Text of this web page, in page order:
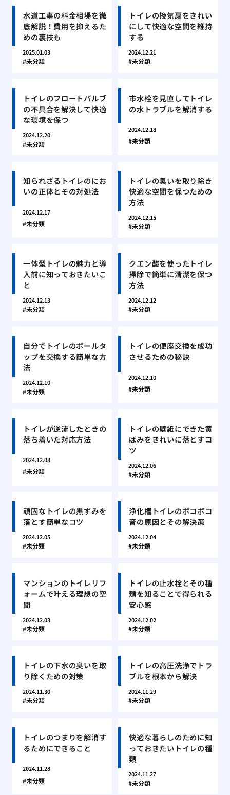
水道工事の料金相場を徹
底解説！費用を抑えるた
めの裏技も
2025.01.03
未分類
トイレの換気扇をきれい
にして快適な空間を維持
する
2024.12.21
未分類
トイレのフロートバルブ
の不具合を解決して快適
な環境を保つ
2024.12.20
未分類
市水栓を見直してトイレ
の水トラブルを解消する
2024.12.18
未分類
知られざるトイレのにお
いの正体とその対処法
2024.12.17
未分類
トイレの臭いを取り除き
快適な空間を保つための
方法
2024.12.15
未分類
一体型トイレの魅力と導
入前に知っておきたいこ
と
2024.12.13
未分類
クエン酸を使ったトイレ
掃除で簡単に清潔を保つ
方法
2024.12.12
未分類
自分でトイレのボールタ
ップを交換する簡単な方
法
2024.12.10
未分類
トイレの便座交換を成功
させるための秘訣
2024.12.10
未分類
トイレが逆流したときの
落ち着いた対応方法
2024.12.08
未分類
トイレの壁紙にできた黄
ばみをきれいに落とすコ
ツ
2024.12.06
未分類
頑固なトイレの黒ずみを
落とす簡単なコツ
2024.12.05
未分類
浄化槽トイレのボコボコ
音の原因とその解決策
2024.12.04
未分類
マンションのトイレリフ
ォームで叶える理想の空
間
2024.12.03
未分類
トイレの止水栓とその種
類を知ることで得られる
安心感
2024.12.02
未分類
トイレの下水の臭いを取
り除くための対策
2024.11.30
未分類
トイレの高圧洗浄でトラ
ブルを根本から解決
2024.11.29
未分類
トイレのつまりを解消す
るためにできること
2024.11.28
未分類
快適な暮らしのために知
っておきたいトイレの種
類
2024.11.27
未分類